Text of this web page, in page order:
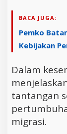
BACA JUGA:
Pemko
Kebijakan
Dalam
tantangan
migrasi.